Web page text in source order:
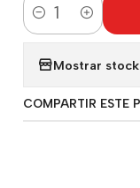
Cantidad
Mostrar
COMPARTIR ESTE